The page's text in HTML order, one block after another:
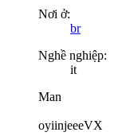
Nơi ở:
br
Nghề nghiệp:
it
Man
oyiinjeeeVX